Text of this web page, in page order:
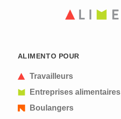
ALIMENTO POUR
Travailleurs
Entreprises alimentaires
Boulangers